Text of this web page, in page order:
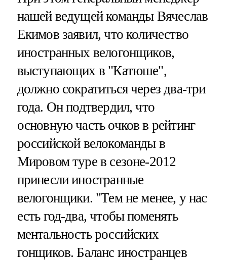
нашей ведущей команды Вячеслав
Екимов заявил, что количество
иностранных велогонщиков,
выступающих в "Катюше",
должно сократиться через два-три
года. Он подтвердил, что
основную часть очков в рейтинг
российской велокоманды в
Мировом туре в сезоне-2012
принесли иностранные
велогонщики. "Тем не менее, у нас
есть год-два, чтобы поменять
ментальность российских
гонщиков. Баланс иностранцев